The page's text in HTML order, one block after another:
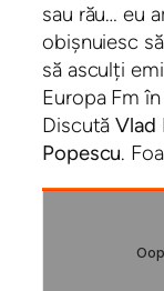
sau rău… eu
obișnuiesc
să asculți
Europa Fm
DiscutăVlad
Popescu.